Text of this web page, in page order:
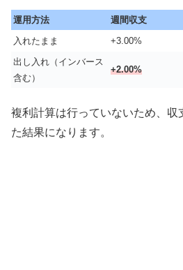
運用方法 週間収支
入れたまま
+3.00%
出し入れ（インバース
含む）
+2.00%
複利計算は行っていないため、収
た結果になります。